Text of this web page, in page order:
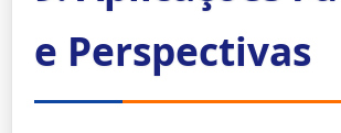
e Perspectivas